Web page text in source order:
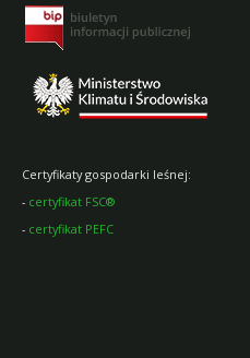
Certyfikaty gospodarki leśnej:
- certyfikat FSC®
- certyfikat PEFC